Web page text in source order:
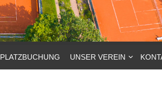
PLATZBUCHUNG UNSER VEREIN